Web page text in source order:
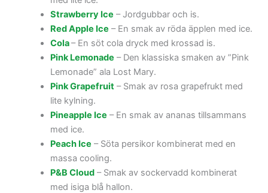
Strawberry Ice – Jordgubbar och is.
Red Apple Ice – En smak av röda äpplen med ice.
Cola– En söt cola dryck med krossad is.
Pink Lemonade – Den klassiska smaken av ”Pink
Lemonade” ala Lost Mary.
Pink Grapefruit– Smak av rosa grapefrukt med
lite kylning.
Pineapple Ice – En smak av ananas tillsammans
med ice.
Peach Ice – Söta persikor kombinerat med en
massa cooling.
P&B Cloud– Smak av sockervadd kombinerat
med isiga blå hallon.